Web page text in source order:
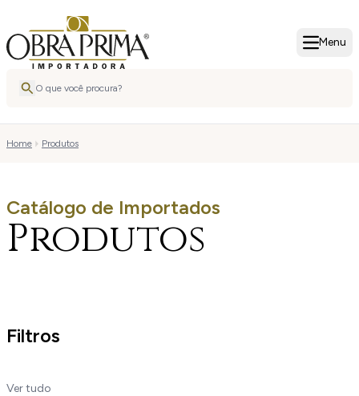
Menu
Home Produtos
Catálogo de Importados
Produtos
Filtros
Ver tudo